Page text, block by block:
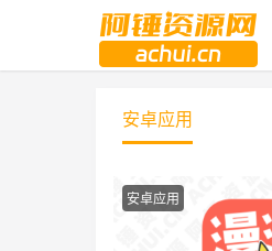
安卓应用
安卓应用